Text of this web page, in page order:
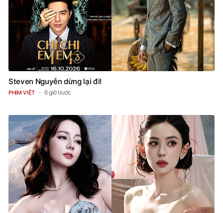
Steven Nguyễn dừng lại đi!
PHIM VIỆT 6 giờ trước